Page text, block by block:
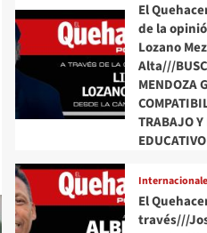
El
de la
Lozano
Alta///
MENDOZA
TRABAJO Y
El
través///